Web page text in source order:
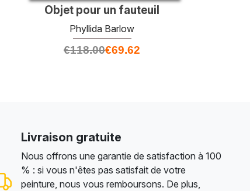
Objet pour un fauteuil
Phyllida Barlow
€118.00€69.62
Livraison gratuite
Nous offrons une garantie de satisfaction à 100
% : si vous n'êtes pas satisfait de votre
peinture, nous vous remboursons. De plus,